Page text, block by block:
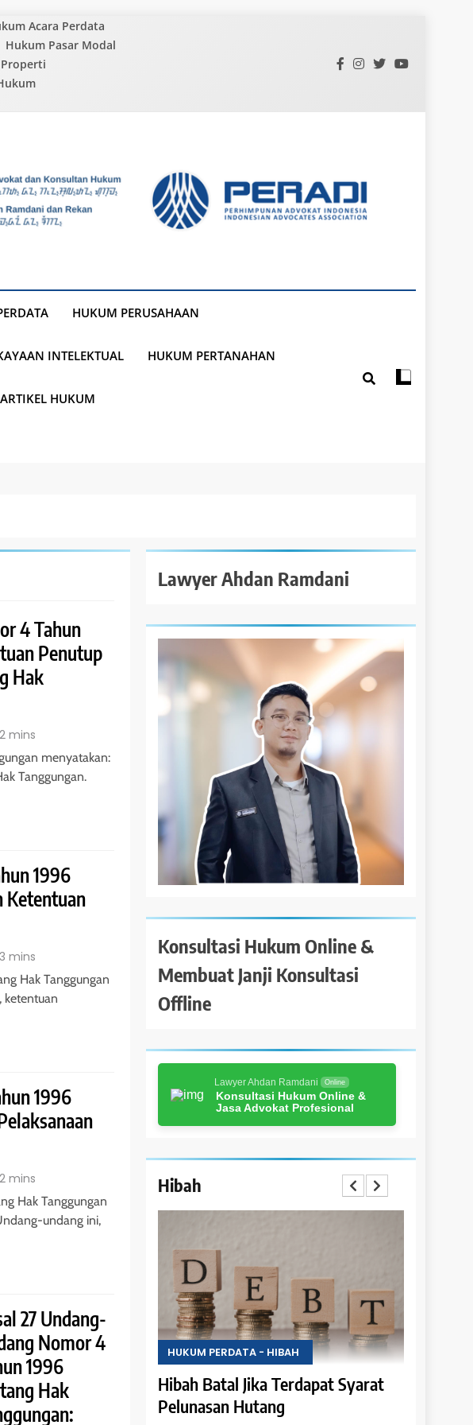
Acara Perdata
Hukum Pasar Modal
HUKUM PERUSAHAAN
INTELEKTUAL HUKUM PERTANAHAN
ARTIKEL HUKUM
4 Tahun
Penutup
Hak
2 mins
menyatakan:
Tanggungan.
1996
Ketentuan
3 mins
Hak Tanggungan
ketentuan
1996
2 mins
Hak Tanggungan
undang ini,
27 Undang-
Nomor 4
1996
Hak
Lawyer Ahdan Ramdani
Konsultasi Hukum Online &
Membuat Janji Konsultasi
Offline
Lawyer Ahdan Ramdani Online
Konsultasi Hukum Online &
Jasa Advokat Profesional
Hibah
- HIBAH
Terdapat Syarat
HUKUM PERDATA - HIBAH
Hak Penghibah untuk Menikmati
Hasil Objek Hibah